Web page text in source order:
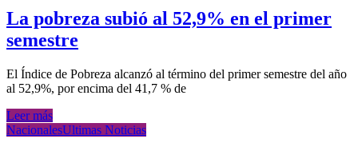
La pobreza subió al 52,9% en el primer
semestre
El Índice de Pobreza alcanzó al término del primer semestre del año
al 52,9%, por encima del 41,7 % de
Leer más
NacionalesUltimas Noticias